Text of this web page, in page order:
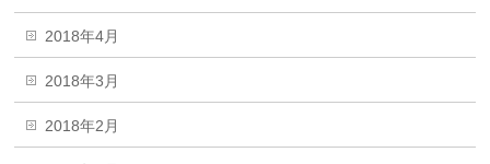
2018年4月
2018年3月
2018年2月